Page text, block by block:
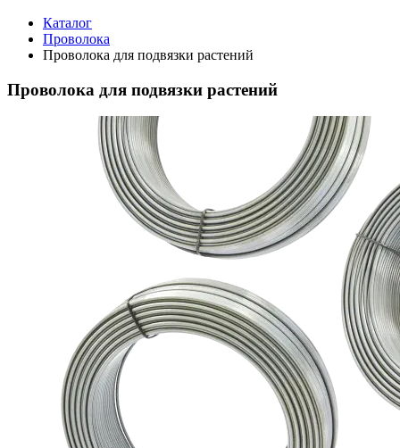
Каталог
Проволока
Проволока для подвязки растений
Проволока для подвязки растений